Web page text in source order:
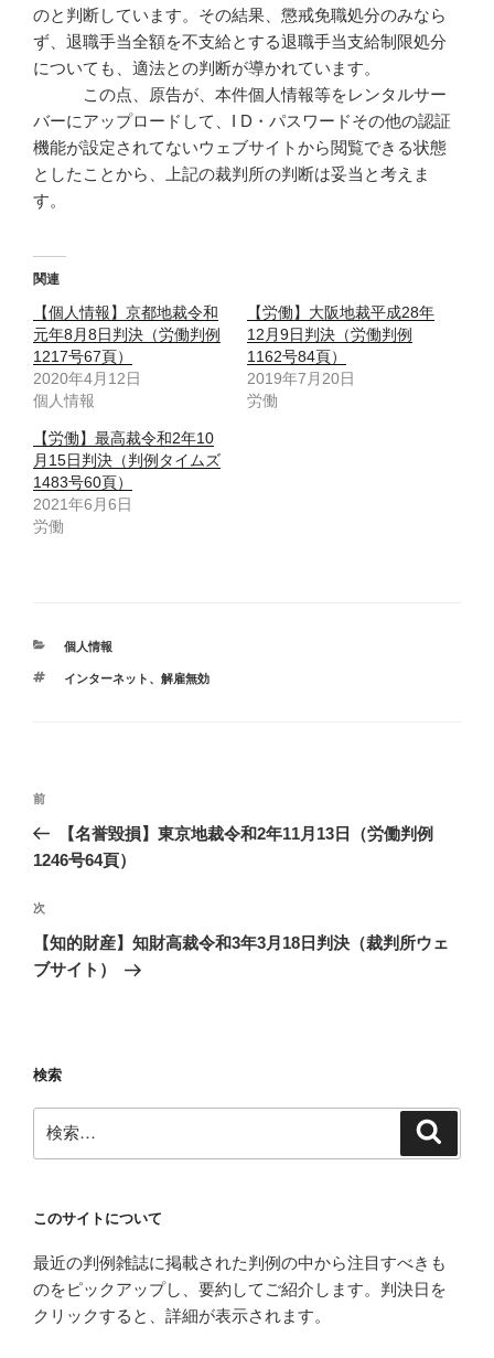
のと判断しています。その結果、懲戒免職処分のみなら
ず、退職手当全額を不支給とする退職手当支給制限処分
についても、適法との判断が導かれています。
この点、原告が、本件個人情報等をレンタルサー
バーにアップロードして、I D・パスワードその他の認証
機能が設定されてないウェブサイトから閲覧できる状態
としたことから、上記の裁判所の判断は妥当と考えま
す。
関連
【個人情報】京都地裁令和
元年8月8日判決（労働判例
1217号67頁）
2020年4月12日
個人情報
【労働】大阪地裁平成28年
12月9日判決（労働判例
1162号84頁）
2019年7月20日
労働
【労働】最高裁令和2年10
月15日判決（判例タイムズ
1483号60頁）
2021年6月6日
労働
カ
ゴ
個人情報
タ
インターネット 、 解雇無効
投
ナ
ゲ
ー
シ
前
の
投
前
【名誉毀損】東京地裁令和2年11月13日（労働判例
1246号64頁）
次
の
投
次
【知的財産】知財高裁令和3年3月18日判決（裁判所ウェ
ブサイト）
検索
索:
このサイトについて
最近の判例雑誌に掲載された判例の中から注目すべきも
のをピックアップし、要約してご紹介します。判決日を
クリックすると、詳細が表示されます。